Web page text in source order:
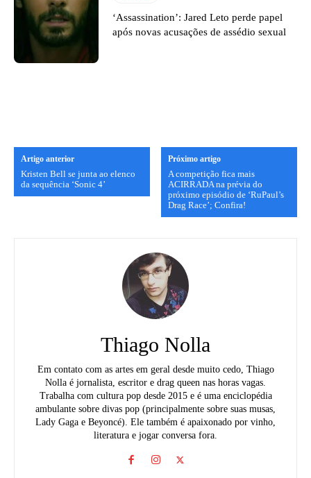
‘Assassination’: Jared Leto perde papel
após novas acusações de assédio sexual
Artigo anterior
Kristen Bell se junta ao elenco
da sequência ‘Sonic 4’
Próximo artigo
A competição fica mais
ACIRRADA na prévia do
próximo episódio de ‘RuPaul’s
Drag Race’; Confira!
Thiago Nolla
Em contato com as artes em geral desde muito cedo, Thiago
Nolla é jornalista, escritor e drag queen nas horas vagas.
Trabalha com cultura pop desde 2015 e é uma enciclopédia
ambulante sobre divas pop (principalmente sobre suas musas,
Lady Gaga e Beyoncé). Ele também é apaixonado por vinho,
literatura e jogar conversa fora.